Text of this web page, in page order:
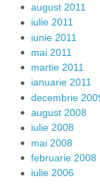
august 2011
iulie 2011
iunie 2011
mai 2011
martie 2011
ianuarie 2011
decembrie
august 2008
iulie 2008
mai 2008
februarie 2008
iulie 2006